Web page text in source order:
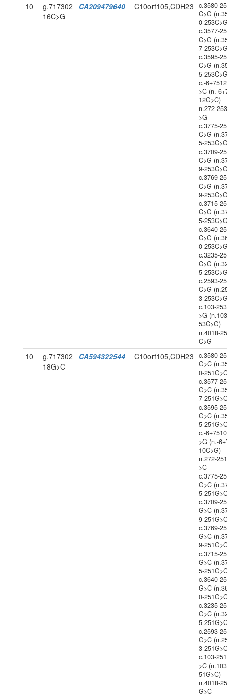
10
g.717302
16C>G
CA209479640 C10orf105,CDH23
c.3580-
C>G
0-
c.3577-
C>G
7-
c.3595-
C>G
5-
c.-
>C (n.-
12G>C)
n.272-
>G
c.3775-
C>G
5-
c.3709-
C>G
9-
c.3769-
C>G
9-
c.3715-
C>G
5-
c.3640-
C>G
0-
c.3235-
C>G
5-
c.2593-
C>G
3-
c.103-
>G
53C>G)
n.4018-
C>G
10
g.717302
18G>C
CA594322544 C10orf105,CDH23
c.3580-
G>C
0-
c.3577-
G>C
7-
c.3595-
G>C
5-
c.-
>G (n.-
10C>G)
n.272-
>C
c.3775-
G>C
5-
c.3709-
G>C
9-
c.3769-
G>C
9-
c.3715-
G>C
5-
c.3640-
G>C
0-
c.3235-
G>C
5-
c.2593-
G>C
3-
c.103-
>C
51G>C)
n.4018-
G>C